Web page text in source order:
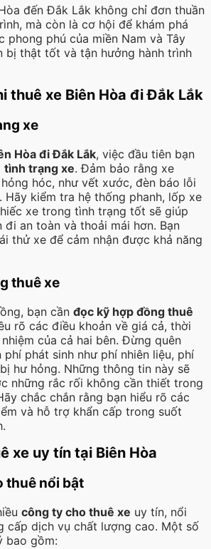
đến Đắk Lắk không chỉ đơn thuần
mà còn là cơ hội để khám phá
phong phú của miền Nam và Tây
bị thật tốt và tận hưởng hành trình
thuê xe Biên Hòa đi Đắk Lắk
xe
Hòa đi Đắk Lắk, việc đầu tiên bạn
tình trạng xe. Đảm bảo rằng xe
hóc, như vết xước, đèn báo lỗi
Hãy kiểm tra hệ thống phanh, lốp xe
xe trong tình trạng tốt sẽ giúp
đi an toàn và thoải mái hơn. Bạn
thử xe để cảm nhận được khả năng
thuê xe
bạn cần đọc kỹ hợp đồng thuê
rõ các điều khoản về giá cả, thời
của cả hai bên. Đừng quên
phát sinh như phí nhiên liệu, phí
hư hỏng. Những thông tin này sẽ
những rắc rối không cần thiết trong
chắc chắn rằng bạn hiểu rõ các
và hỗ trợ khẩn cấp trong suốt
xe uy tín tại Biên Hòa
thuê nổi bật
công ty cho thuê xe uy tín, nổi
cấp dịch vụ chất lượng cao. Một số
bao gồm: